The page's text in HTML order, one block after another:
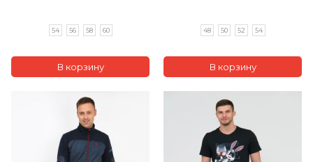
54 56 58 60 48 50 52 54